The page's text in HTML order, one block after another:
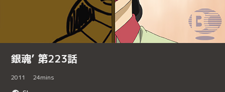
銀魂’ 第223話
2011 24mins